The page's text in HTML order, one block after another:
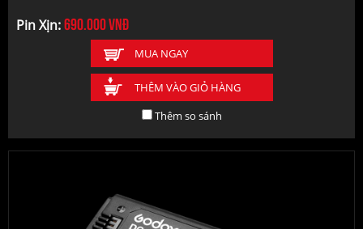
Pin Xịn:690.000vnđ
MUA NGAY
THÊM VÀO GIỎ HÀNG
Thêm so sánh